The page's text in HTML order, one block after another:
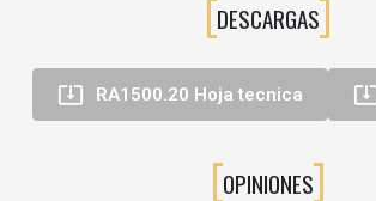
DESCARGAS
 RA1500.20 Hoja tecnica
OPINIONES